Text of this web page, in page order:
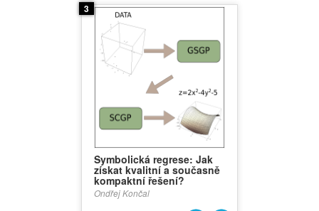
3
Symbolická regrese: Jak
získat kvalitní a současně
kompaktní řešení?
Ondřej Končal